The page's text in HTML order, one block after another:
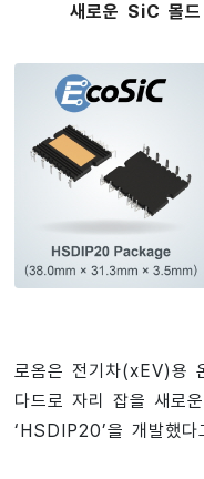
새로운 SiC 몰
로옴은 전기차(xEV)용
다드로 자리 잡을 새로
‘HSDIP20’을 개발했